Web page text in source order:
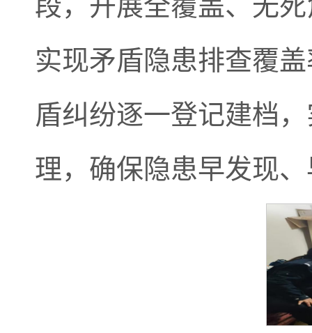
实现矛盾隐患排查覆
盾纠纷逐一登记建档
理，确保隐患早发现